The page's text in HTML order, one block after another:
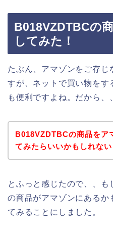
B018VZDTBCの
してみた！
たぶん、アマゾンをご存じ
すが、ネットで買い物をす
も便利ですよね。だから、
B018VZDTBCの商品をア
てみたらいいかもしれない
とふっと感じたので、、
の商品がアマゾンにあるか
てみることにしました。